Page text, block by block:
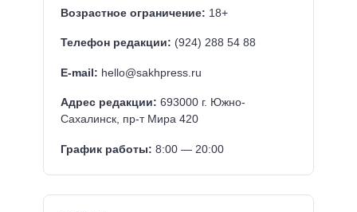
Возрастное ограничение: 18+
Телефон редакции: (924) 288 54 88
E-mail: hello@sakhpress.ru
Адрес редакции: 693000 г. Южно-
Сахалинск, пр-т Мира 420
График работы: 8:00 — 20:00